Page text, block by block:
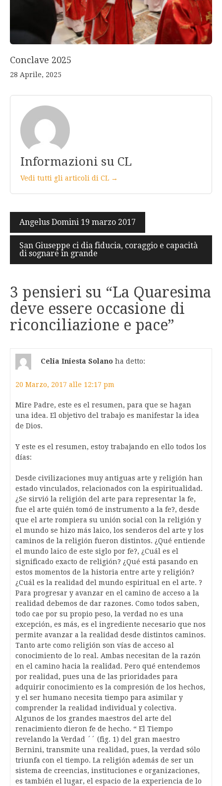
Conclave 2025
28 Aprile, 2025
Informazioni su CL
Vedi tutti gli articoli di CL →
Navigazione
articoli
Angelus Domini 19 marzo 2017
San Giuseppe ci dia fiducia, coraggio e capacità
di sognare in grande
3 pensieri su “La Quaresima
deve essere occasione di
riconciliazione e pace”
Celia Iniesta Solano ha detto:
20 Marzo, 2017 alle 12:17 pm
Mire Padre, este es el resumen, para que se hagan
una idea. El objetivo del trabajo es manifestar la idea
de Dios.
Y este es el resumen, estoy trabajando en ello todos los
días:
Desde civilizaciones muy antiguas arte y religión han
estado vinculados, relacionados con la espiritualidad.
¿Se sirvió la religión del arte para representar la fe,
fue el arte quién tomó de instrumento a la fe?, desde
que el arte rompiera su unión social con la religión y
el mundo se hizo más laico, los senderos del arte y los
caminos de la religión fueron distintos. ¿Qué entiende
el mundo laico de este siglo por fe?, ¿Cuál es el
significado exacto de religión? ¿Qué está pasando en
estos momentos de la historia entre arte y religión?
¿Cuál es la realidad del mundo espiritual en el arte. ?
Para progresar y avanzar en el camino de acceso a la
realidad debemos de dar razones. Como todos saben,
todo cae por su propio peso, la verdad no es una
excepción, es más, es el ingrediente necesario que nos
permite avanzar a la realidad desde distintos caminos.
Tanto arte como religión son vías de acceso al
conocimiento de lo real. Ambas necesitan de la razón
en el camino hacia la realidad. Pero qué entendemos
por realidad, pues una de las prioridades para
adquirir conocimiento es la compresión de los hechos,
y el ser humano necesita tiempo para asimilar y
comprender la realidad individual y colectiva.
Algunos de los grandes maestros del arte del
renacimiento dieron fe de hecho. “ El Tiempo
revelando la Verdad ´´ (fig. 1) del gran maestro
Bernini, transmite una realidad, pues, la verdad sólo
triunfa con el tiempo. La religión además de ser un
sistema de creencias, instituciones e organizaciones,
es también el lugar, el espacio de la experiencia de lo